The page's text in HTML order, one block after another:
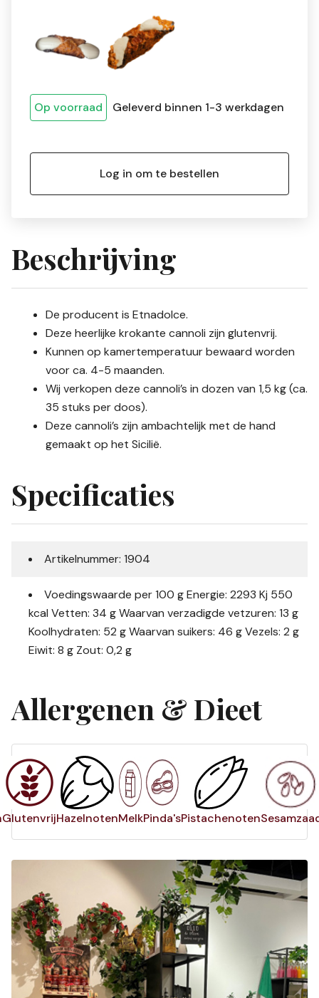
Op voorraad Geleverd binnen 1-3 werkdagen
Log in om te bestellen
Beschrijving
De producent is Etnadolce.
Deze heerlijke krokante cannoli zijn glutenvrij.
Kunnen op kamertemperatuur bewaard worden
voor ca. 4-5 maanden.
Wij verkopen deze cannoli’s in dozen van 1,5 kg (ca.
35 stuks per doos).
Deze cannoli’s zijn ambachtelijk met de hand
gemaakt op het Sicilië.
Specificaties
Artikelnummer: 1904
Voedingswaarde per 100 g Energie: 2293 Kj 550
kcal Vetten: 34 g Waarvan verzadigde vetzuren: 13 g
Koolhydraten: 52 g Waarvan suikers: 46 g Vezels: 2 g
Eiwit: 8 g Zout: 0,2 g
Allergenen & Dieet
GlutenvrijHazelnotenMelkPinda'sPistachenoten